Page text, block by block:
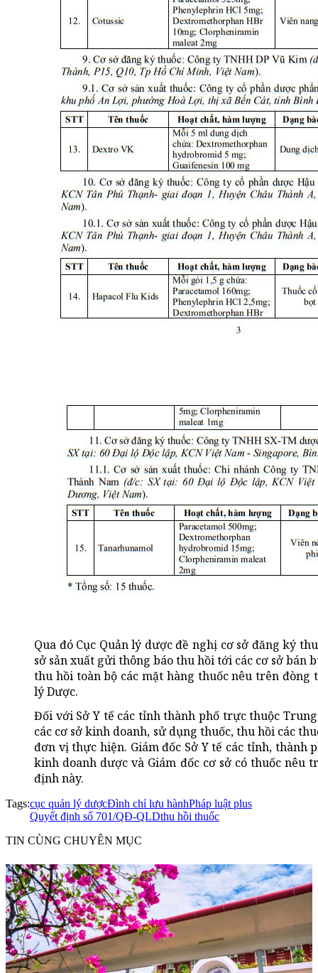
Qua đó Cục Quản lý dược đề nghị cơ sở đăng ký
sở sản xuất gửi thông báo thu hồi tới các cơ sở bán
thu hồi toàn bộ các mặt hàng thuốc nêu trên đòng
lý Dược.
Đối với Sở Y tế các tỉnh thành phố trực thuộc
các cơ sở kinh doanh, sử dụng thuốc, thu hồi các
đơn vị thực hiện. Giám đốc Sở Y tế các tỉnh, thành
kinh doanh dược và Giám đốc cơ sở có thuốc nêu
định này.
Tags:cục quản lý dượcĐình chỉ lưu hànhPháp luật plus
Quyết định số 701/QĐ-QLDthu hồi thuốc
TIN CÙNG CHUYÊN MỤC